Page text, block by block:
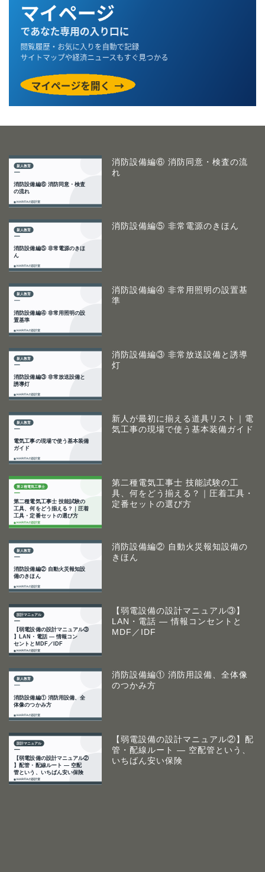
消防設備編⑥ 消防同意・検査の流
れ
消防設備編⑤ 非常電源のきほん
消防設備編④ 非常用照明の設置基
準
消防設備編③ 非常放送設備と誘導
灯
新人が最初に揃える道具リスト｜電
気工事の現場で使う基本装備ガイド
第二種電気工事士 技能試験の工
具、何をどう揃える？｜圧着工具・
定番セットの選び方
消防設備編② 自動火災報知設備の
きほん
【弱電設備の設計マニュアル③】
LAN・電話 ― 情報コンセントと
MDF／IDF
消防設備編① 消防用設備、全体像
のつかみ方
【弱電設備の設計マニュアル②】配
管・配線ルート ― 空配管という、
いちばん安い保険